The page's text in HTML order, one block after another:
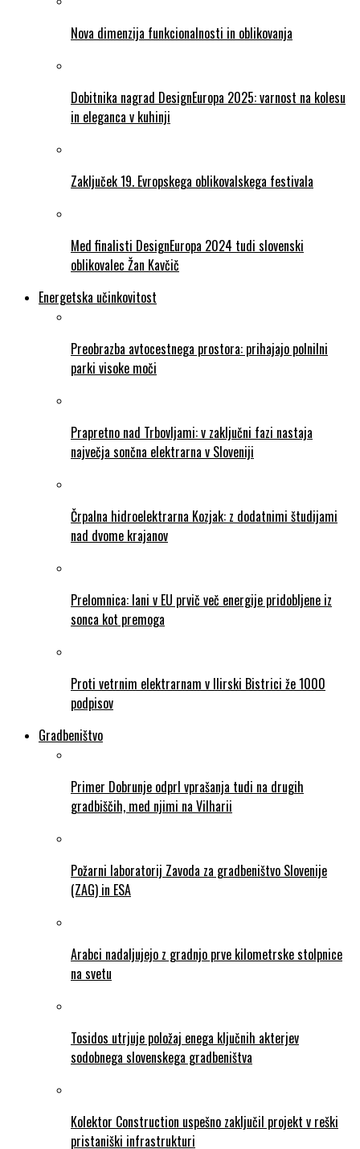
Nova dimenzija funkcionalnosti in oblikovanja
Dobitnika nagrad DesignEuropa 2025: varnost na kolesu
in eleganca v kuhinji
Zaključek 19. Evropskega oblikovalskega festivala
Med finalisti DesignEuropa 2024 tudi slovenski
oblikovalec Žan Kavčič
Energetska učinkovitost
Preobrazba avtocestnega prostora: prihajajo polnilni
parki visoke moči
Prapretno nad Trbovljami: v zaključni fazi nastaja
največja sončna elektrarna v Sloveniji
Črpalna hidroelektrarna Kozjak: z dodatnimi študijami
nad dvome krajanov
Prelomnica: lani v EU prvič več energije pridobljene iz
sonca kot premoga
Proti vetrnim elektrarnam v Ilirski Bistrici že 1000
podpisov
Gradbeništvo
Primer Dobrunje odprl vprašanja tudi na drugih
gradbiščih, med njimi na Vilharii
Požarni laboratorij Zavoda za gradbeništvo Slovenije
(ZAG) in ESA
Arabci nadaljujejo z gradnjo prve kilometrske stolpnice
na svetu
Tosidos utrjuje položaj enega ključnih akterjev
sodobnega slovenskega gradbeništva
Kolektor Construction uspešno zaključil projekt v reški
pristaniški infrastrukturi